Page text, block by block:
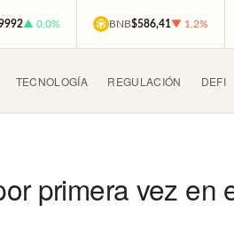
▲ 0,0% BNB$586,41▼ 1,2%
TECNOLOGÍA REGULACIÓN DEFI
primera vez en